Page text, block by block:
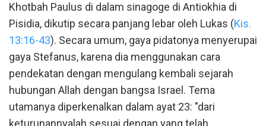
Khotbah Paulus di dalam sinagoge di Antiokhia di
Pisidia, dikutip secara panjang lebar oleh Lukas (Kis.
13:16-43). Secara umum, gaya pidatonya menyerupai
gaya Stefanus, karena dia menggunakan cara
pendekatan dengan mengulang kembali sejarah
hubungan Allah dengan bangsa Israel. Tema
utamanya diperkenalkan dalam ayat 23: "dari
keturunannyalah sesuai dengan yang telah